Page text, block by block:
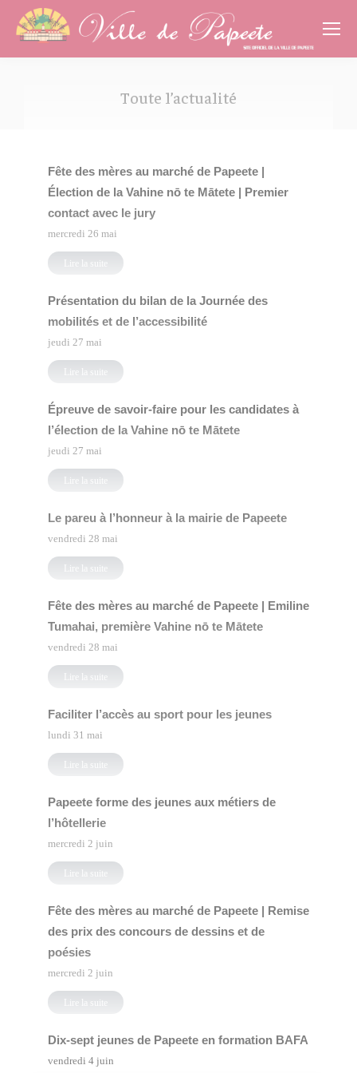
Toute l’actualité
Fête des mères au marché de Papeete |
Élection de la Vahine nō te Mātete | Premier
contact avec le jury
mercredi 26 mai
Lire la suite
Présentation du bilan de la Journée des
mobilités et de l’accessibilité
jeudi 27 mai
Lire la suite
Épreuve de savoir-faire pour les candidates à
l’élection de la Vahine nō te Mātete
jeudi 27 mai
Lire la suite
Le pareu à l’honneur à la mairie de Papeete
vendredi 28 mai
Lire la suite
Fête des mères au marché de Papeete | Emiline
Tumahai, première Vahine nō te Mātete
vendredi 28 mai
Lire la suite
Faciliter l’accès au sport pour les jeunes
lundi 31 mai
Lire la suite
Papeete forme des jeunes aux métiers de
l’hôtellerie
mercredi 2 juin
Lire la suite
Fête des mères au marché de Papeete | Remise
des prix des concours de dessins et de
poésies
mercredi 2 juin
Lire la suite
Dix-sept jeunes de Papeete en formation BAFA
vendredi 4 juin
Cookies management panel